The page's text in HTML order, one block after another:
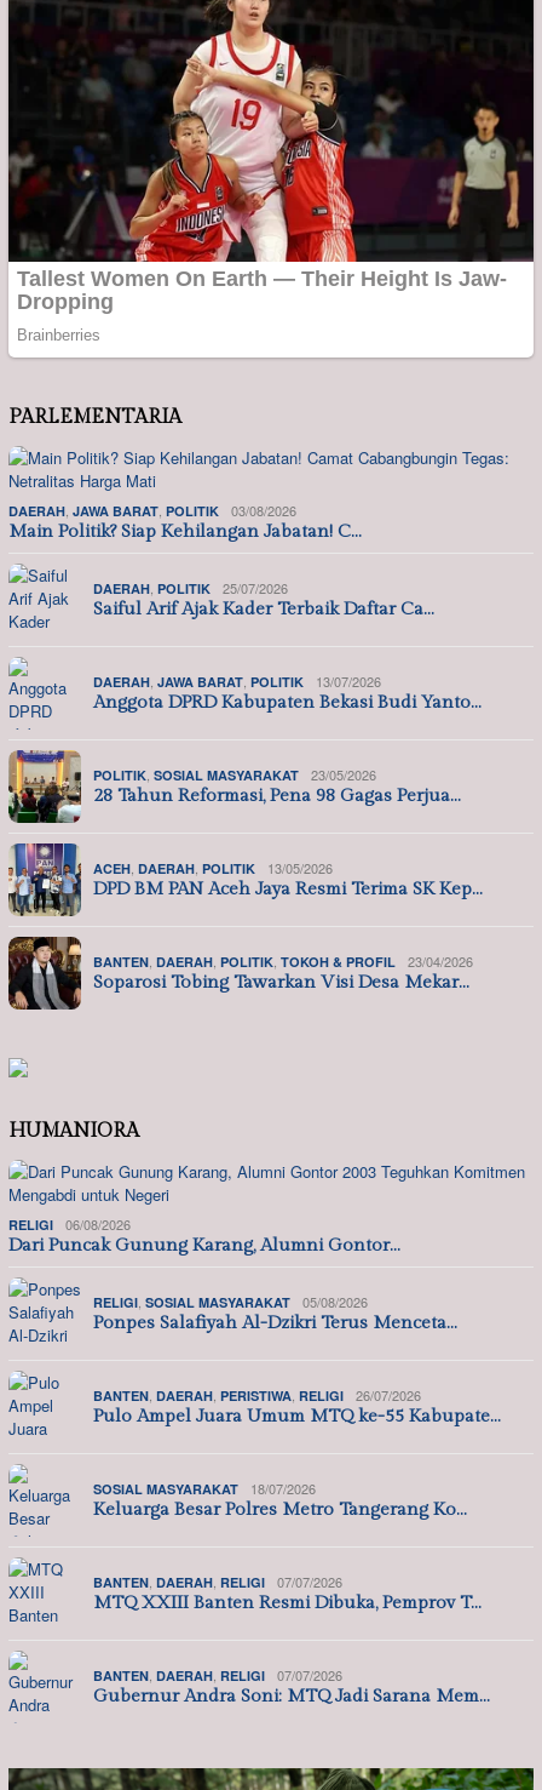
PARLEMENTARIA
DAERAH JAWA BARAT POLITIK 03/08/2026
Main Politik? Siap Kehilangan Jabatan! C…
DAERAH POLITIK 25/07/2026
Saiful Arif Ajak Kader Terbaik Daftar Ca…
DAERAH JAWA BARAT POLITIK 13/07/2026
Anggota DPRD Kabupaten Bekasi Budi Yanto…
POLITIK SOSIAL MASYARAKAT 23/05/2026
28 Tahun Reformasi, Pena 98 Gagas Perjua…
ACEH DAERAH POLITIK 13/05/2026
DPD BM PAN Aceh Jaya Resmi Terima SK Kep…
BANTEN DAERAH POLITIK TOKOH & PROFIL 23/04/2026
Soparosi Tobing Tawarkan Visi Desa Mekar…
HUMANIORA
RELIGI 06/08/2026
Dari Puncak Gunung Karang, Alumni Gontor…
RELIGI, SOSIAL MASYARAKAT 05/08/2026
Ponpes Salafiyah Al-Dzikri Terus Menceta…
BANTEN, DAERAH, PERISTIWA, RELIGI 26/07/2026
Pulo Ampel Juara Umum MTQ ke-55 Kabupate…
SOSIAL MASYARAKAT 18/07/2026
Keluarga Besar Polres Metro Tangerang Ko…
BANTEN, DAERAH, RELIGI 07/07/2026
MTQ XXIII Banten Resmi Dibuka, Pemprov T…
BANTEN, DAERAH, RELIGI 07/07/2026
Gubernur Andra Soni: MTQ Jadi Sarana Mem…